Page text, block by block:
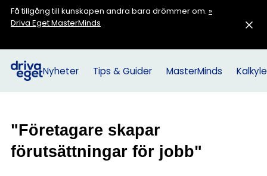
Få tillgång till kunskapen andra bara drömmer om. »
Driva Eget MasterMinds
Nyheter Tips & Guider MasterMinds
"Företagare skapar
förutsättningar för jobb"